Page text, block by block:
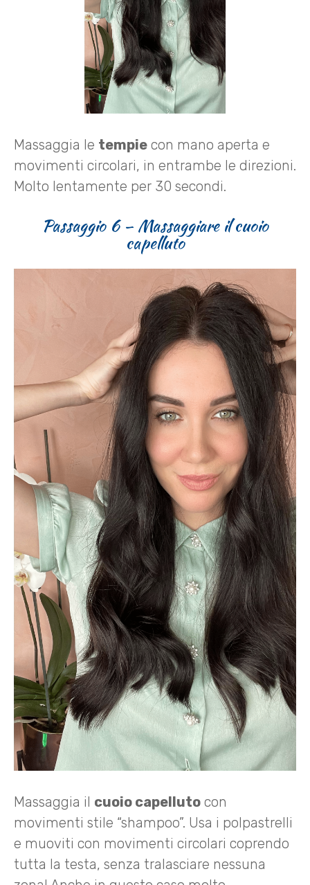
Massaggia le tempie con mano aperta e
movimenti circolari, in entrambe le direzioni.
Molto lentamente per 30 secondi.
Passaggio 6 – Massaggiare il cuoio
capelluto
Massaggia il cuoio capelluto con
movimenti stile “shampoo”. Usa i polpastrelli
e muoviti con movimenti circolari coprendo
tutta la testa, senza tralasciare nessuna